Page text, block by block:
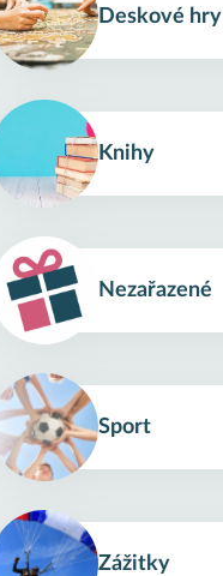
Deskové hry
Knihy
Nezařazené
Sport
Zážitky